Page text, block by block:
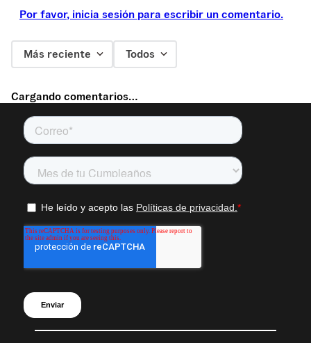
Por favor, inicia sesión para escribir un comentario.
Más reciente Todos
Cargando comentarios…